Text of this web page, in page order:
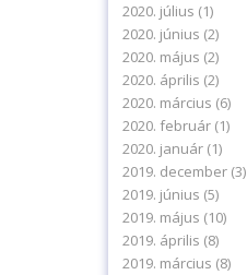
2020. július (1)
2020. június (2)
2020. május (2)
2020. április (2)
2020. március (6)
2020. február(1)
2020. január(1)
2019. december(3)
2019. június (5)
2019. május (10)
2019. április (8)
2019. március (8)